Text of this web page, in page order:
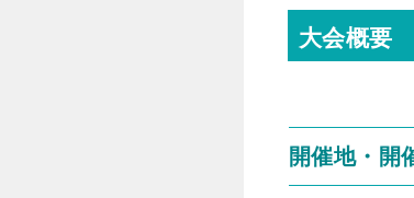
大会概要
開催地・開